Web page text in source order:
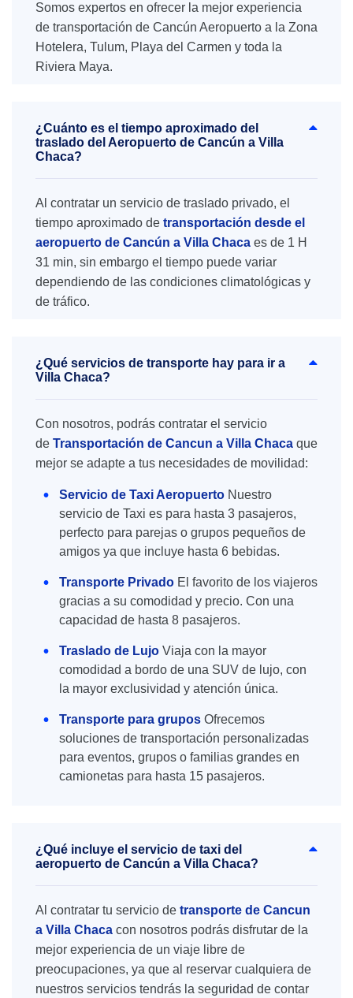
Somos expertos en ofrecer la mejor experiencia
de transportación de Cancún Aeropuerto a la Zona
Hotelera, Tulum, Playa del Carmen y toda la
Riviera Maya.
¿Cuánto es el tiempo aproximado del
traslado del Aeropuerto de Cancún a Villa
Chaca?
Al contratar un servicio de traslado privado, el
tiempo aproximado de transportación desde el
aeropuerto de Cancún a Villa Chaca es de 1 H
31 min, sin embargo el tiempo puede variar
dependiendo de las condiciones climatológicas y
de tráfico.
¿Qué servicios de transporte hay para ir a
Villa Chaca?
Con nosotros, podrás contratar el servicio
de Transportación de Cancun a Villa Chaca que
mejor se adapte a tus necesidades de movilidad:
Servicio de Taxi Aeropuerto Nuestro
servicio de Taxi es para hasta 3 pasajeros,
perfecto para parejas o grupos pequeños de
amigos ya que incluye hasta 6 bebidas.
Transporte Privado El favorito de los viajeros
gracias a su comodidad y precio. Con una
capacidad de hasta 8 pasajeros.
Traslado de Lujo Viaja con la mayor
comodidad a bordo de una SUV de lujo, con
la mayor exclusividad y atención única.
Transporte para grupos Ofrecemos
soluciones de transportación personalizadas
para eventos, grupos o familias grandes en
camionetas para hasta 15 pasajeros.
¿Qué incluye el servicio de taxi del
aeropuerto de Cancún a Villa Chaca?
Al contratar tu servicio de transporte de Cancun
a Villa Chaca con nosotros podrás disfrutar de la
mejor experiencia de un viaje libre de
preocupaciones, ya que al reservar cualquiera de
nuestros servicios tendrás la seguridad de contar